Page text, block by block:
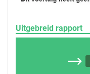
Uitgebreid rapport